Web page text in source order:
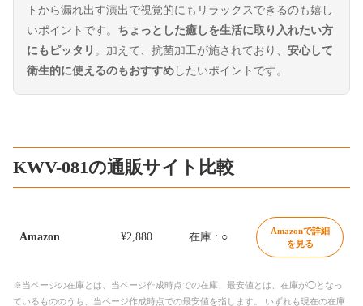
トから漏れ出す演出で視覚的にもリラックスできるのも嬉し
いポイントです。 ちょっとした癒しを生活に取り入れたい方
にもピッタリ 。加えて、抗菌加工が施されており、 安心して
衛生的に使えるのもおすすめ したいポイントです。
KWV-081の通販サイト比較
Amazon ¥2,880 在庫 : ○
Amazonで詳細
を見る
※当ページの在庫とは、当ページ作成時点での在庫、最安値とは、在庫が◯となっ
ているもののうち、当ページ作成時点での最安値を指します。 いずれも現在の在庫